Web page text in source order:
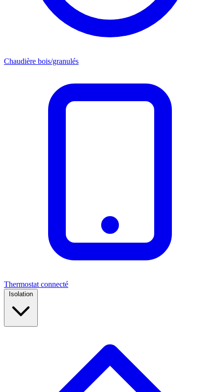
Chaudière bois/granulés
Thermostat connecté